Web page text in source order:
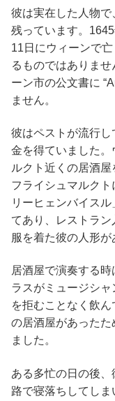
彼は実在した人物
残っています。
11日にウィーンで
るものではありま
ーン市の公文書に
ません。
彼はペストが流行
金を得ていました
ルクト近くの居酒屋
フライシュマルク
リーヒェンバイス
てあり、レストラ
服を着た彼の人形が
居酒屋で演奏する
ラスがミュージシ
を拒むことなく飲
の居酒屋があった
ました。
ある多忙の日の後
路で寝落ちしてし